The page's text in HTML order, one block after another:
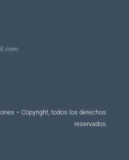
– Copyright, todos los derechos
reservados